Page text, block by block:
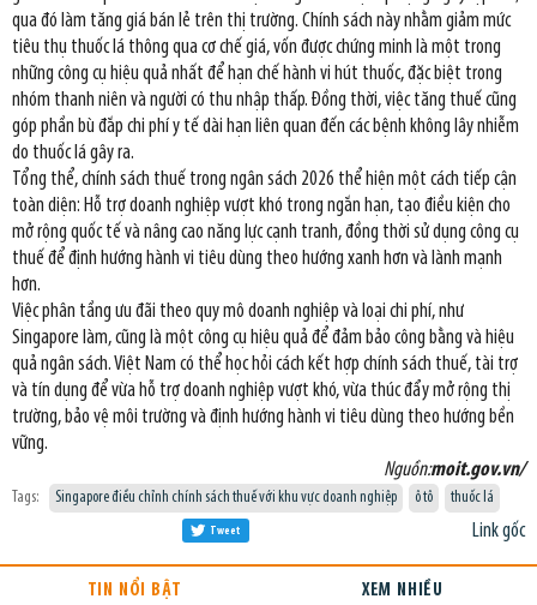
qua đó làm tăng giá bán lẻ trên thị trường. Chính sách này nhằm giảm mức
tiêu thụ thuốc lá thông qua cơ chế giá, vốn được chứng minh là một trong
những công cụ hiệu quả nhất để hạn chế hành vi hút thuốc, đặc biệt trong
nhóm thanh niên và người có thu nhập thấp. Đồng thời, việc tăng thuế cũng
góp phần bù đắp chi phí y tế dài hạn liên quan đến các bệnh không lây nhiễm
do thuốc lá gây ra.
Tổng thể, chính sách thuế trong ngân sách 2026 thể hiện một cách tiếp cận
toàn diện: Hỗ trợ doanh nghiệp vượt khó trong ngắn hạn, tạo điều kiện cho
mở rộng quốc tế và nâng cao năng lực cạnh tranh, đồng thời sử dụng công cụ
thuế để định hướng hành vi tiêu dùng theo hướng xanh hơn và lành mạnh
hơn.
Việc phân tầng ưu đãi theo quy mô doanh nghiệp và loại chi phí, như
Singapore làm, cũng là một công cụ hiệu quả để đảm bảo công bằng và hiệu
quả ngân sách. Việt Nam có thể học hỏi cách kết hợp chính sách thuế, tài trợ
và tín dụng để vừa hỗ trợ doanh nghiệp vượt khó, vừa thúc đẩy mở rộng thị
trường, bảo vệ môi trường và định hướng hành vi tiêu dùng theo hướng bền
vững.
Nguồn:moit.gov.vn/
Tags: Singapore điều chỉnh chính sách thuế với khu vực doanh nghiệp ô tô thuốc lá
Link gốc
Tweet
TIN NỔI BẬT XEM NHIỀU